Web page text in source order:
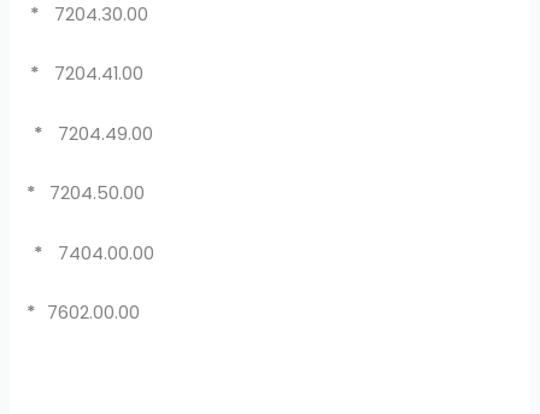
* 7204.30.00
* 7204.41.00
* 7204.49.00
* 7204.50.00
* 7404.00.00
* 7602.00.00